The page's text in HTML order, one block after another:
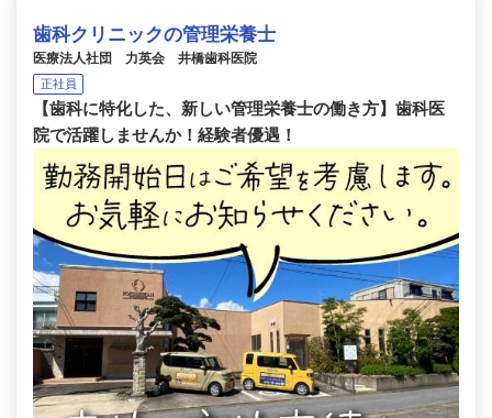
歯科クリニックの管理栄養士
医療法人社団 力英会 井橋歯科医院
正社員
【歯科に特化した、新しい管理栄養士の働き方】歯科医
院で活躍しませんか！経験者優遇！